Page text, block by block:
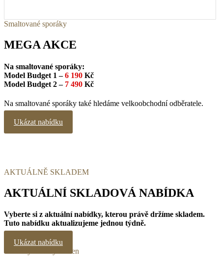
Smaltované sporáky
MEGA AKCE
Na smaltované sporáky:
Model Budget 1 –6 190 Kč
Model Budget 2 – 7 490 Kč
Na smaltované sporáky také hledáme velkoobchodní odběratele.
Ukázat nabídku
AKTUÁLNĚ SKLADEM
AKTUÁLNÍ SKLADOVÁ NABÍDKA
Vyberte si z aktuální nabídky, kterou právě držíme skladem.
Tuto nabídku aktualizujeme jednou týdně.
Ukázat nabídku
Všechny modely kamen